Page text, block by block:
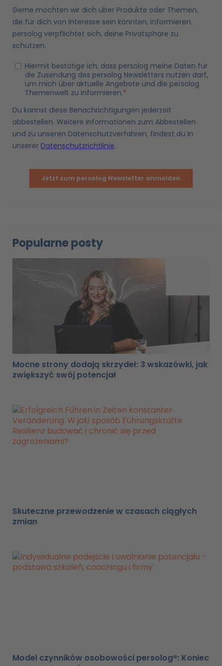
Popularne posty
Mocne strony dodają skrzydeł: 3 wskazówki, jak
zwiększyć swój potencjał
Skuteczne przewodzenie w czasach ciągłych
zmian
Model czynników osobowości persolog®: Koniec